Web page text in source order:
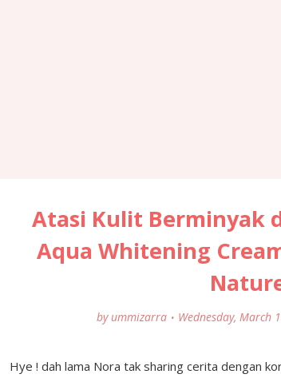
Atasi Kulit Berminyak
Aqua Whitening
by ummizarra Wednesday, March
Hye ! dah lama Nora tak sharing cerita dengan